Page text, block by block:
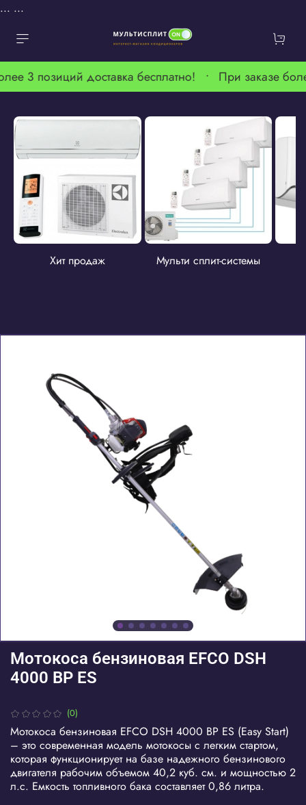
... ...
3 позиций доставка бесплатно! • При заказе
Хит продаж Мульти сплит-системы
(0)
Мотокоса бензиновая EFCO DSH
4000 BP ES
Мотокоса бензиновая EFCO DSH 4000 BP ES (Easy Start)
– это современная модель мотокосы с легким стартом,
которая функционирует на базе надежного бензинового
двигателя рабочим объемом 40,2 куб. см. и мощностью 2
л.с. Емкость топливного бака составляет 0,86 литра.